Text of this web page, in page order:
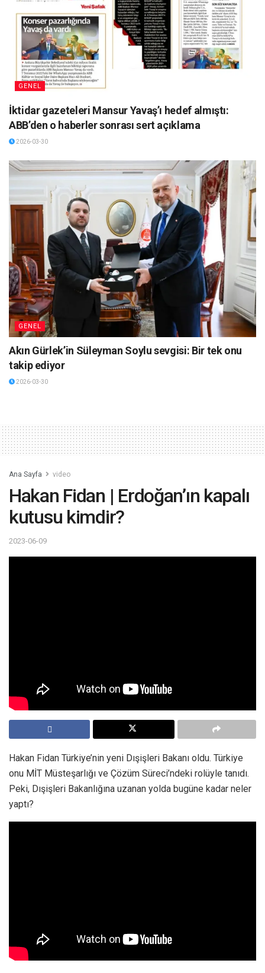
GENEL
İktidar gazeteleri Mansur Yavaş’ı hedef almıştı:
ABB’den o haberler sonrası sert açıklama
2026-03-30
GENEL
Akın Gürlek’in Süleyman Soylu sevgisi: Bir tek onu
takip ediyor
2026-03-30
Ana Sayfa video
Hakan Fidan | Erdoğan’ın kapalı
kutusu kimdir?
2023-06-09
Hakan Fidan Türkiye’nin yeni Dışişleri Bakanı oldu. Türkiye
onu MİT Müsteşarlığı ve Çözüm Süreci’ndeki rolüyle tanıdı.
Peki, Dışişleri Bakanlığına uzanan yolda bugüne kadar neler
yaptı?